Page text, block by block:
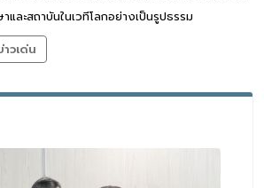
ละสถาบันในเวทีโลกอย่างเป็นรูปธรรม
าวเด่น